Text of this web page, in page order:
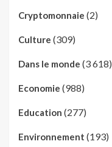
Cryptomonnaie (2)
Culture (309)
Dans le monde (3 618)
Economie (988)
Education (277)
Environnement (193)